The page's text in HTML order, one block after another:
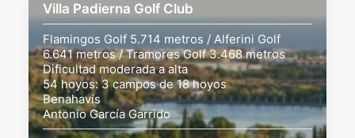
Villa Padierna Golf Club
Flamingos Golf 5.714 metros / Alferini Golf
6.641 metros / Tramores Golf 3.468 metros
Dificultad moderada a alta
54 hoyos: 3 campos de 18 hoyos
Benahavís
Antonio García Garrido